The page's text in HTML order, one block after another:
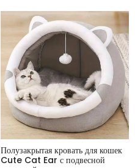
Полузакрытая кровать для кошек
Cute Cat Ear с подвесной